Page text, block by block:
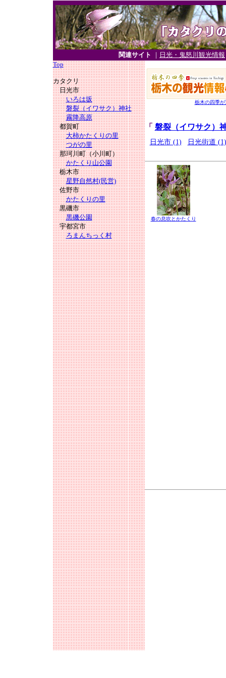
関連サイト ｜ 日光・鬼怒川観光情報
Top
カタクリ
日光市
いろは坂
磐裂（イワサク）神社
霧降高原
都賀町
大柿かたくりの里
つがの里
那珂川町（小川町）
かたくり山公園
栃木市
星野自然村(民営)
佐野市
かたくりの里
黒磯市
黒磯公園
宇都宮市
ろまんちっく村
栃木の四季
「 磐裂（イワサク）
日光市 (1) 日光街道 (1)
春の息吹とかたくり